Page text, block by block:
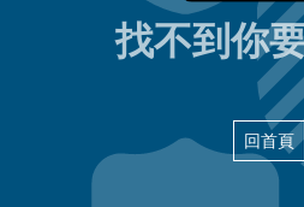
404
找不到你
回首頁